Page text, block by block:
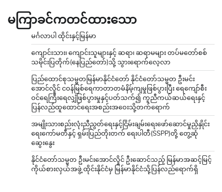
မကြာခင်ကတင်ထားသော
မင်္ဂလာပါ ထိုင်းနှင့်မြန်မာ
ကျောင်းသား၊ ကျောင်းသူများနှင့် ဆရာ၊ ဆရာမများ တပ်မတော်စစ်
သမိုင်းပြတိုက်(နေပြည်တော်)သို့ သွားရောက်လေ့လာ
ပြည်ထောင်စုသမ္မတမြန်မာနိုင်ငံတော် နိုင်ငံတော်သမ္မတ ဦးမင်း
အောင်လှိုင် ငဝန်မြစ်ရေကာတာတမံနိမ့်ကျမှုဖြစ်ပွားပြီး ရေကျော်စီး
ဝင်ရေကြီးရေလျှံဖြစ်ပွားမှုနှင့်ပတ်သက်၍ ကူညီကယ်ဆယ်ရေးနှင့်
ပြန်လည်ထူထောင်ရေးအစည်းအဝေးသို့တက်ရောက်
အမျိုးသားစည်းလုံးညီညွတ်ရေးနှင့်ငြိမ်းချမ်းရေးဖော်ဆောင်မှုညှိနှိုင်း
ရေးကော်မတီနှင့် ရှမ်းပြည်တိုးတက် ရေးပါတီ(SSPP)တို့ တွေ့ဆုံ
ဆွေးနွေး
နိုင်ငံတော်သမ္မတ ဦးမင်းအောင်လှိုင် ဦးဆောင်သည့် မြန်မာအဆင့်မြင့်
ကိုယ်စားလှယ်အဖွဲ့ ထိုင်းနိုင်ငံမှ မြန်မာနိုင်ငံသို့ပြန်လည်ရောက်ရှိ